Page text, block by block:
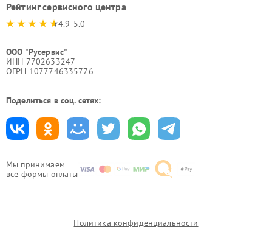
Мы принимаем
все формы оплаты
Рейтинг сервисного центра
4.9-5.0
ООО "Русервис"
ИНН 7702633247
ОГРН 1077746335776
Поделиться в соц. сетях:
Политика конфиденциальности